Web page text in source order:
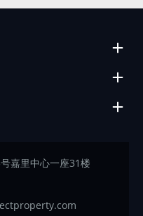
嘉里中心一座31楼